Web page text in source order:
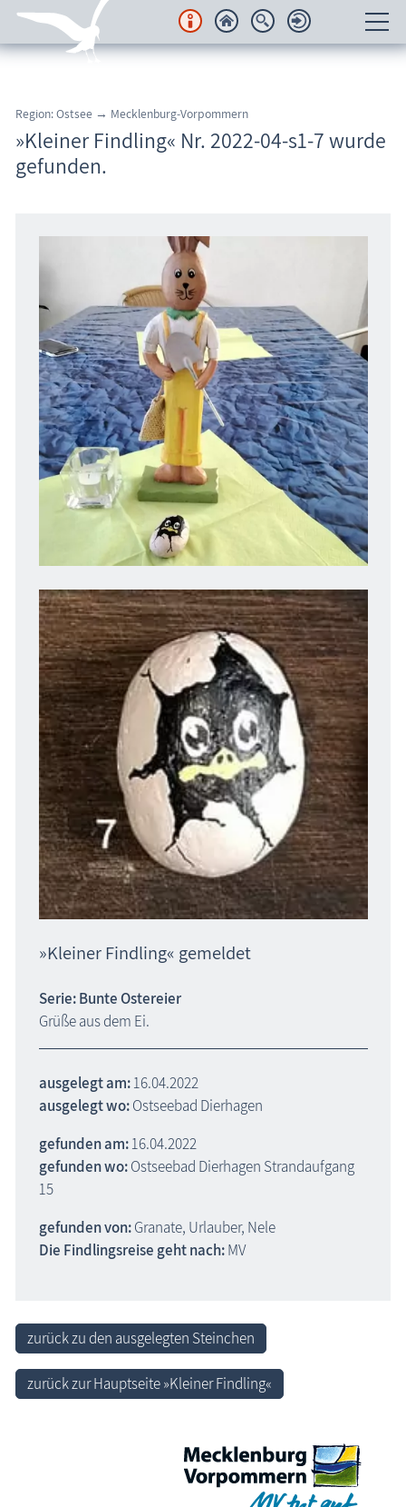
Regionales
Urlaubsorte
Wissenswertes
Veranstaltungen
Blog
Region: Ostsee → Mecklenburg-Vorpommern
»Kleiner Findling« Nr. 2022-04-s1-7 wurde
gefunden.
»Kleiner Findling« gemeldet
Serie: Bunte Ostereier
Grüße aus dem Ei.
ausgelegt am:16.04.2022
ausgelegt wo:Ostseebad Dierhagen
gefunden am:16.04.2022
gefunden wo:Ostseebad Dierhagen Strandaufgang
15
gefunden von:Granate, Urlauber, Nele
Die Findlingsreise geht nach:MV
zurück zu den ausgelegten Steinchen
zurück zur Hauptseite »Kleiner Findling«